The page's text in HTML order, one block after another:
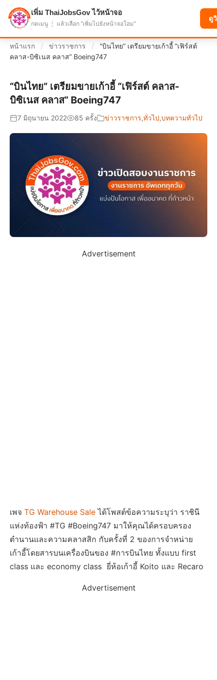
แบ่งปันโอกาส เพื่ออนาคตที่ก้าวหน้า
หน้าแรก / ข่าวราชการ /
“บินไทย” เตรียมขายเก้าอี้ “เฟิร์สต์
คลาส-บิซิเนส คลาส” Boeing747
“บินไทย” เตรียมขายเก้าอี้ “เฟิร์สต์ คลาส-
บิซิเนส คลาส” Boeing747
7 มิถุนายน 2022 85 ครั้ง ข่าวราชการ,ทั่วไป,บทความทั่วไป
Advertisement
เพจ TG Warehouse Sale ได้โพสต์ข้อความระบุว่า ราชินี
แห่งท้องฟ้า #TG #Boeing747 มาให้คุณได้ครอบครอง
ตำนานและความคลาสสิก กับครั้งที่ 2 ของการจำหน่าย
เก้าอี้โดยสารบนเครื่องบินของ #การบินไทย ทั้งแบบ first
class และ economy class ยี่ห้อเก้าอี้ Koito และ Recaro
Advertisement
เพิ่ม ThaiJobsGov ไว้หน้าจอ
กดเมนู ⋮ แล้วเลือก "เพิ่มไปยังหน้าจอโฮม"
ดู